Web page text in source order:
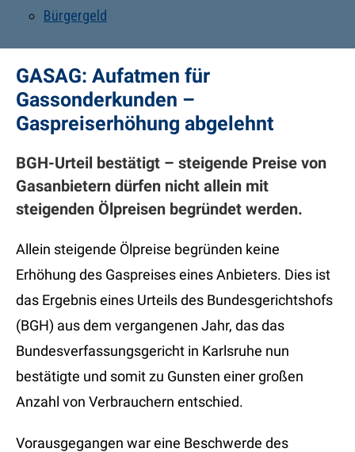
Bürgergeld
GASAG: Aufatmen für
Gassonderkunden –
Gaspreiserhöhung abgelehnt
BGH-Urteil bestätigt – steigende Preise von
Gasanbietern dürfen nicht allein mit
steigenden Ölpreisen begründet werden.
Allein steigende Ölpreise begründen keine
Erhöhung des Gaspreises eines Anbieters. Dies ist
das Ergebnis eines Urteils des Bundesgerichtshofs
(BGH) aus dem vergangenen Jahr, das das
Bundesverfassungsgericht in Karlsruhe nun
bestätigte und somit zu Gunsten einer großen
Anzahl von Verbrauchern entschied.
Vorausgegangen war eine Beschwerde des